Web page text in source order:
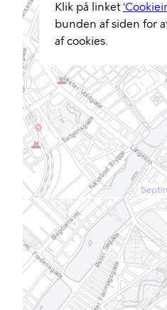
Klik på linket
bunden af siden for
af cookies.